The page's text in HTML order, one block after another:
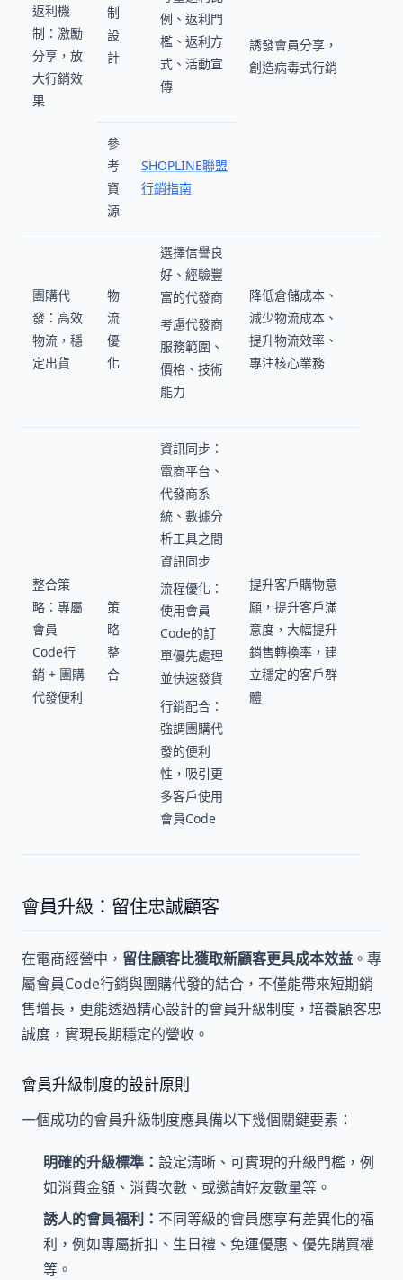
返利機
制：激勵
分享，放
大行銷效
果
制
設
計
例、返利門
檻、返利方
式、活動宣
傳
誘發會員分享，
創造病毒式行銷
參
考
資
源
SHOPLINE聯盟
行銷指南
團購代
發：高效
物流，穩
定出貨
物
流
優
化
選擇信譽良
好、經驗豐
富的代發商
考慮代發商
服務範圍、
價格、技術
能力
降低倉儲成本、
減少物流成本、
提升物流效率、
專注核心業務
整合策
略：專屬
會員
Code行
銷 + 團購
代發便利
策
略
整
合
資訊同步：
電商平台、
代發商系
統、數據分
析工具之間
資訊同步
流程優化：
使用會員
Code的訂
單優先處理
並快速發貨
行銷配合：
強調團購代
發的便利
性，吸引更
多客戶使用
會員Code
提升客戶購物意
願，提升客戶滿
意度，大幅提升
銷售轉換率，建
立穩定的客戶群
體
會員升級：留住忠誠顧客
在電商經營中， 留住顧客比獲取新顧客更具成本效益 。專
屬會員Code行銷與團購代發的結合，不僅能帶來短期銷
售增長，更能透過精心設計的會員升級制度，培養顧客忠
誠度，實現長期穩定的營收。
會員升級制度的設計原則
一個成功的會員升級制度應具備以下幾個關鍵要素：
明確的升級標準： 設定清晰、可實現的升級門檻，例
如消費金額、消費次數、或邀請好友數量等。
誘人的會員福利： 不同等級的會員應享有差異化的福
利，例如專屬折扣、生日禮、免運優惠、優先購買權
等。